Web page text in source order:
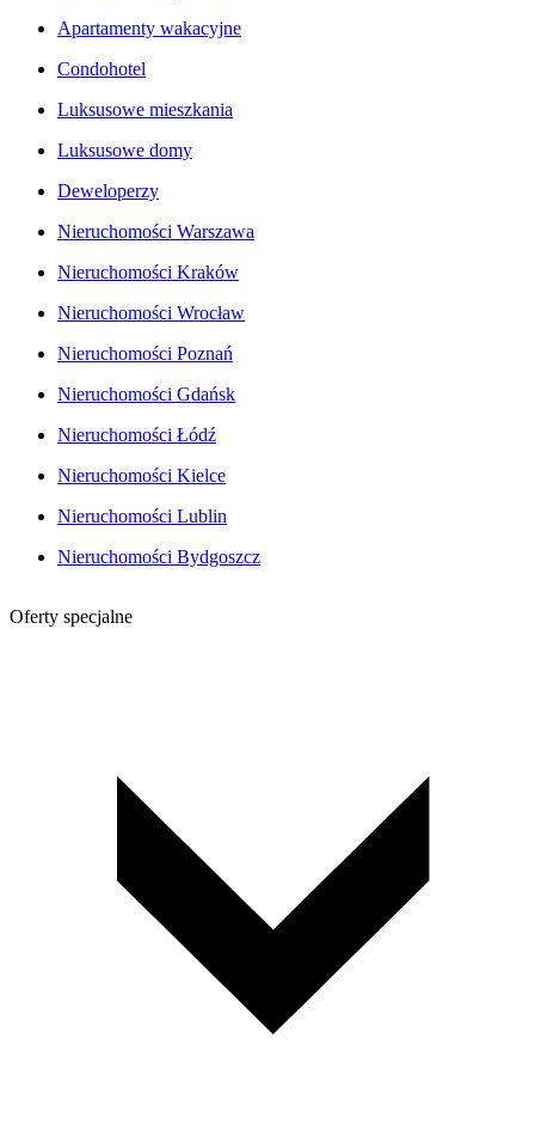
Apartamenty wakacyjne
Condohotel
Luksusowe mieszkania
Luksusowe domy
Deweloperzy
Nieruchomości Warszawa
Nieruchomości Kraków
Nieruchomości Wrocław
Nieruchomości Poznań
Nieruchomości Gdańsk
Nieruchomości Łódź
Nieruchomości Kielce
Nieruchomości Lublin
Nieruchomości Bydgoszcz
Oferty specjalne